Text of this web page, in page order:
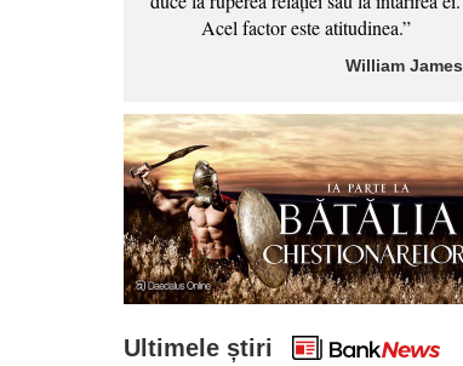
Acel factor este atitudinea.”
William James
Ultimele știri